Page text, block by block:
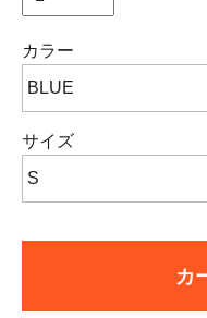
カラー
サイズ
カ